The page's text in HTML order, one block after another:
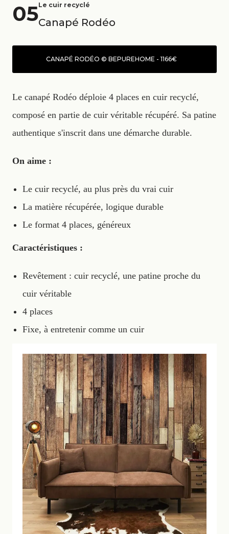
05Le cuir recyclé
Canapé Rodéo
CANAPÉ RODÉO © BEPUREHOME - 1166€
Le canapé Rodéo déploie 4 places en cuir recyclé,
composé en partie de cuir véritable récupéré. Sa patine
authentique s'inscrit dans une démarche durable.
On aime :
Le cuir recyclé, au plus près du vrai cuir
La matière récupérée, logique durable
Le format 4 places, généreux
Caractéristiques :
Revêtement : cuir recyclé, une patine proche du
cuir véritable
4 places
Fixe, à entretenir comme un cuir